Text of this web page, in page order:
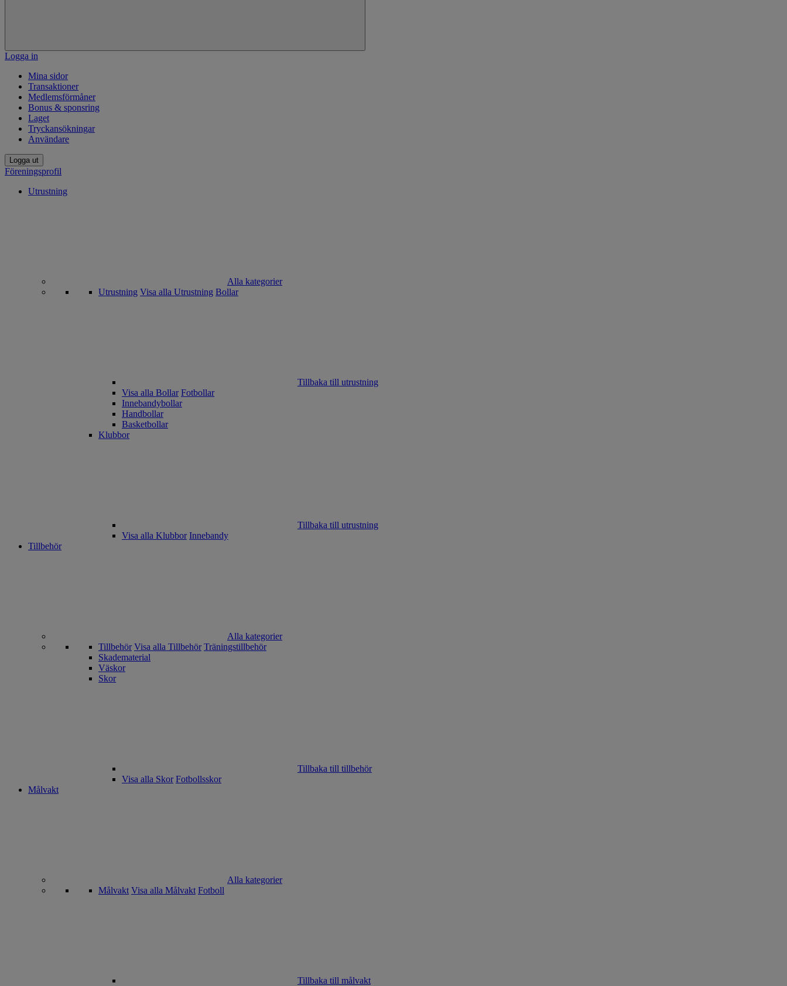
Logga in
Mina sidor
Transaktioner
Medlemsförmåner
Bonus & sponsring
Laget
Tryckansökningar
Användare
Logga ut
Föreningsprofil
Utrustning
Alla kategorier
Utrustning Visa alla Utrustning Bollar
Tillbaka till utrustning
Visa alla Bollar Fotbollar
Innebandybollar
Handbollar
Basketbollar
Klubbor
Tillbaka till utrustning
Visa alla Klubbor Innebandy
Tillbehör
Alla kategorier
Tillbehör Visa alla Tillbehör Träningstillbehör
Skadematerial
Väskor
Skor
Tillbaka till tillbehör
Visa alla Skor Fotbollsskor
Målvakt
Alla kategorier
Målvakt Visa alla Målvakt Fotboll
Tillbaka till målvakt